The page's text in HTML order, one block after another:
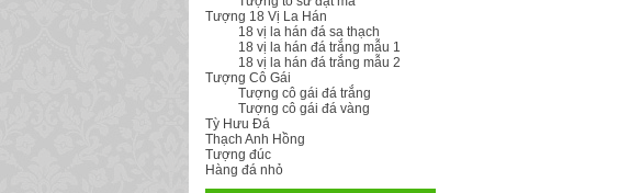
Tượng 18 Vị La Hán
18 vị la hán đá sa thạch
18 vị la hán đá trắng mẫu 1
18 vị la hán đá trắng mẫu 2
Tượng Cô Gái
Tượng cô gái đá trắng
Tượng cô gái đá vàng
Tỳ Hưu Đá
Thạch Anh Hồng
Tượng đúc
Hàng đá nhỏ